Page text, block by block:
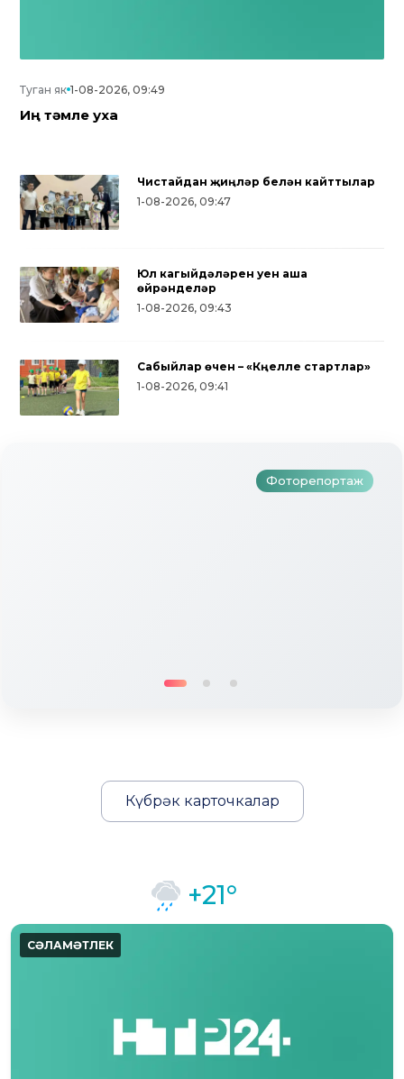
Туган як 1-08-2026, 09:49
Иң тәмле уха
Чистайдан җиңүләр белән кайттылар
1-08-2026, 09:47
Юл кагыйдәләрен уен аша
өйрәнделәр
1-08-2026, 09:43
Сабыйлар өчен – «Күңелле стартлар»
1-08-2026, 09:41
Фоторепортаж
Түбән Кама районында тугызынчы
тапкыр «Авылым хуҗабикәсе»
бәйгесе узды
Күбрәк карточкалар
+21°